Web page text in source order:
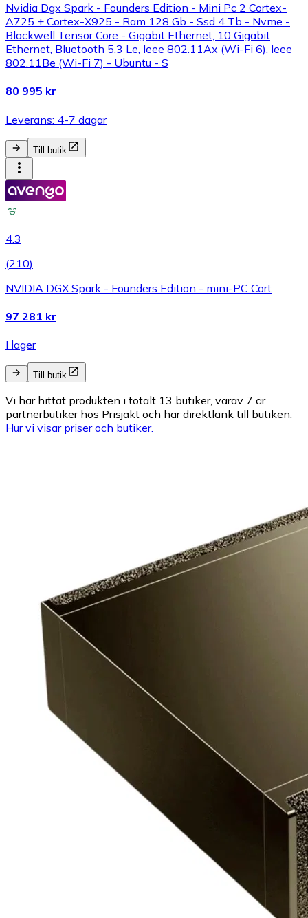
Nvidia Dgx Spark - Founders Edition - Mini Pc 2 Cortex-
A725 + Cortex-X925 - Ram 128 Gb - Ssd 4 Tb - Nvme -
Blackwell Tensor Core - Gigabit Ethernet, 10 Gigabit
Ethernet, Bluetooth 5.3 Le, Ieee 802.11Ax (Wi-Fi 6), Ieee
802.11Be (Wi-Fi 7) - Ubuntu - S
80 995 kr
Leverans: 4-7 dagar
Till butik
4.3
(210)
NVIDIA DGX Spark - Founders Edition - mini-PC Cort
97 281 kr
I lager
Till butik
Vi har hittat produkten i totalt 13 butiker, varav 7 är
partnerbutiker hos Prisjakt och har direktlänk till butiken.
Hur vi visar priser och butiker.